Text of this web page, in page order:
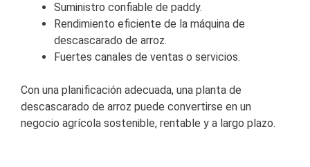
Suministro confiable de paddy.
Rendimiento eficiente de la máquina de
descascarado de arroz.
Fuertes canales de ventas o servicios.
Con una planificación adecuada, una planta de
descascarado de arroz puede convertirse en un
negocio agrícola sostenible, rentable y a largo plazo.